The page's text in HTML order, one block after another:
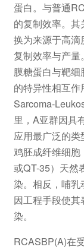
蛋白。与普通
的复制效率。
换为来源于高
复制效率与产
膜糖蛋白与靶
的特异性相互
Sarcoma-
里，A亚群因具
应用最广泛的
鸡胚成纤维细
或QT-35）天然
染。相反，哺
因工程手段使
染。
RCASBP(A)在